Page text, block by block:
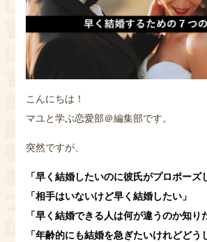
こんにちは！
マユと学ぶ恋愛部＠編集部です。
突然ですが、
「早く結婚したいのに彼氏がプロポーズ
「相手はいないけど早く結婚したい」
「早く結婚できる人は何が違うのか知り
「年齢的にも結婚を急ぎたいけれどどう